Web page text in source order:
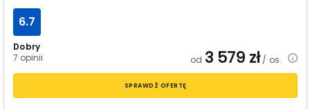
Dobry
7 opinii
6.7
od 3 579 zł/ os.
SPRAWDŹ OFERTĘ